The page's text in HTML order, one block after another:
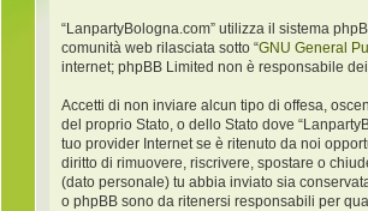
“LanpartyBologna.com” utilizza il sistema
comunità web rilasciata sotto “GNU General
internet; phpBB Limited non è responsabile
Accetti di non inviare alcun tipo di offesa,
del proprio Stato, o dello Stato dove
tuo provider Internet se è ritenuto da noi
diritto di rimuovere, riscrivere, spostare o
(dato personale) tu abbia inviato sia
o phpBB sono da ritenersi responsabili per